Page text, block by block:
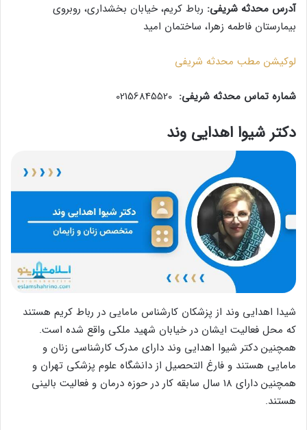
آدرس محدثه شریفی: رباط کریم، خیابان بخشداری، روبروی
بیمارستان فاطمه زهرا، ساختمان امید
لوکیشن مطب محدثه شریفی
شماره تماس محدثه شریفی: 02156845520
دکتر شیوا اهدایی وند
شیدا اهدایی وند از پزشکان کارشناس مامایی در رباط کریم هستند
که محل فعالیت ایشان در خیابان شهید ملکی واقع شده است.
همچنین دکتر شیوا اهدایی وند دارای مدرک کارشناسی زنان و
مامایی هستند و فارغ التحصیل از دانشگاه علوم پزشکی تهران و
همچنین دارای 18 سال سابقه کار در حوزه درمان و فعالیت بالینی
هستند.